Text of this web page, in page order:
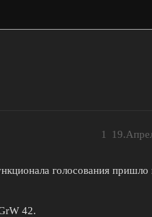
1
голосования пришло
42.